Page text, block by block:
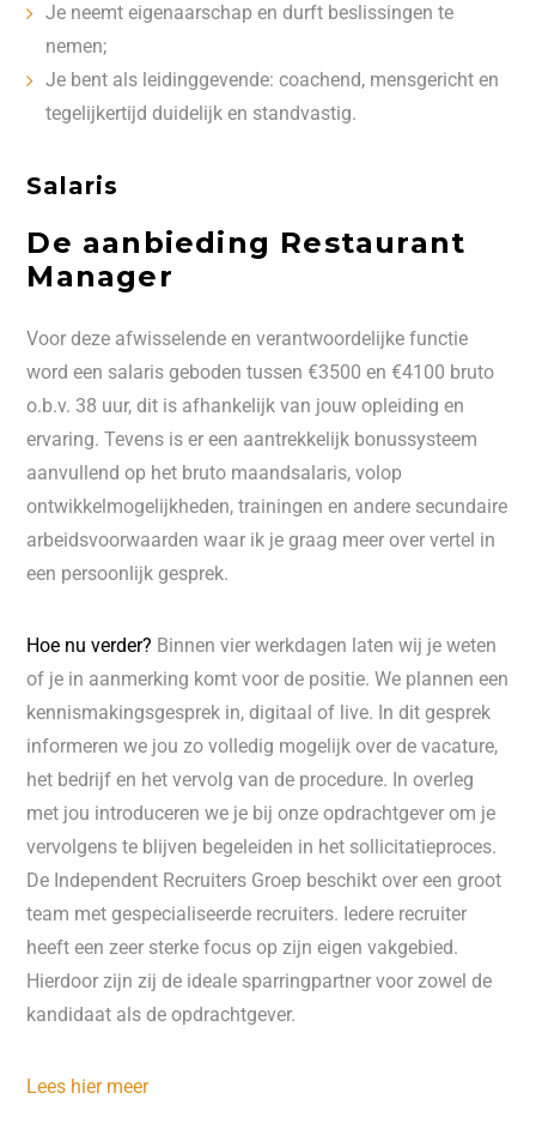
Je neemt eigenaarschap en durft beslissingen te
nemen;
Je bent als leidinggevende: coachend, mensgericht en
tegelijkertijd duidelijk en standvastig.
Salaris
De aanbieding Restaurant
Manager
Voor deze afwisselende en verantwoordelijke functie
word een salaris geboden tussen €3500 en €4100 bruto
o.b.v. 38 uur, dit is afhankelijk van jouw opleiding en
ervaring. Tevens is er een aantrekkelijk bonussysteem
aanvullend op het bruto maandsalaris, volop
ontwikkelmogelijkheden, trainingen en andere secundaire
arbeidsvoorwaarden waar ik je graag meer over vertel in
een persoonlijk gesprek.
Hoe nu verder? Binnen vier werkdagen laten wij je weten
of je in aanmerking komt voor de positie. We plannen een
kennismakingsgesprek in, digitaal of live. In dit gesprek
informeren we jou zo volledig mogelijk over de vacature,
het bedrijf en het vervolg van de procedure. In overleg
met jou introduceren we je bij onze opdrachtgever om je
vervolgens te blijven begeleiden in het sollicitatieproces.
De Independent Recruiters Groep beschikt over een groot
team met gespecialiseerde recruiters. Iedere recruiter
heeft een zeer sterke focus op zijn eigen vakgebied.
Hierdoor zijn zij de ideale sparringpartner voor zowel de
kandidaat als de opdrachtgever.
Lees hier meer